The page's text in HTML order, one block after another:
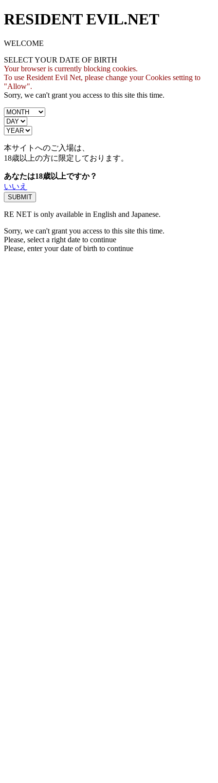
RESIDENT EVIL.NET
WELCOME
SELECT YOUR DATE OF BIRTH
Your browser is currently blocking cookies.
To use Resident Evil Net, please change your Cookies setting to
"Allow".
Sorry, we can't grant you access to this site this time.
本サイトへのご入場は、
18歳以上の方に限定しております。
あなたは18歳以上ですか？
いいえ
RE NET is only available in English and Japanese.
Sorry, we can't grant you access to this site this time.
Please, select a right date to continue
Please, enter your date of birth to continue